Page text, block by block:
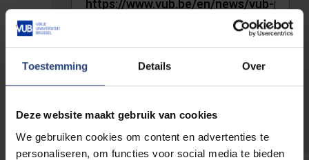
Toestemming Details Over
Deze website maakt gebruik van cookies
We gebruiken cookies om content en advertenties te
personaliseren, om functies voor social media te bieden
The full URL of the page where you encountered the error.